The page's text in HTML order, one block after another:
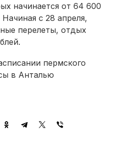
начинается от 64 600
с 28 апреля,
перелеты, отдых
пермского
в Анталью